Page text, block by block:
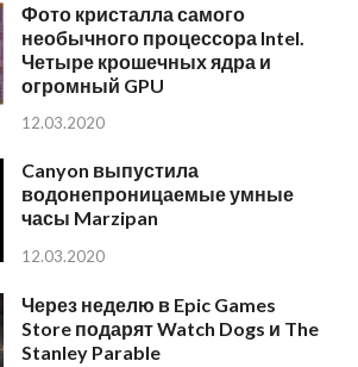
Фото кристалла самого
необычного процессора Intel.
Четыре крошечных ядра и
огромный GPU
12.03.2020
Canyon выпустила
водонепроницаемые умные
часы Marzipan
12.03.2020
Через неделю в Epic Games
Store подарят Watch Dogs и The
Stanley Parable